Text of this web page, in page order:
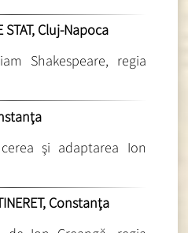
STAT, Cluj-Napoca
Shakespeare, regia
şi adaptarea Ion
Constanţa